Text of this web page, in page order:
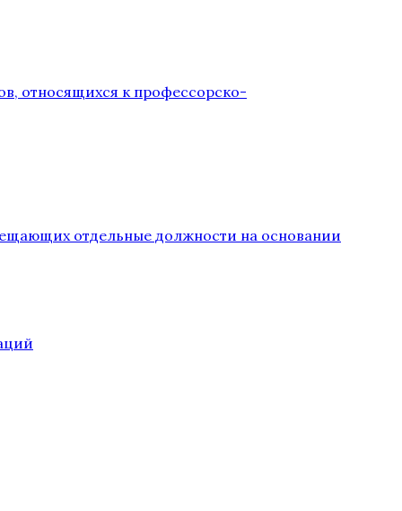
относящихся к профессорско-
отдельные должности на основании